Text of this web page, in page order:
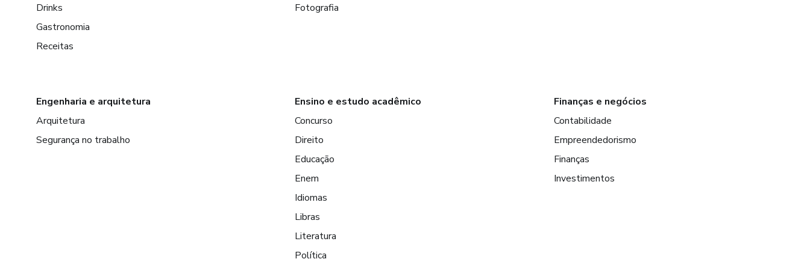
Drinks
Gastronomia
Receitas
Fotografia
Engenharia e arquitetura
Arquitetura
Segurança no trabalho
Ensino e estudo acadêmico
Concurso
Direito
Educação
Enem
Idiomas
Libras
Literatura
Política
Finanças e negócios
Contabilidade
Empreendedorismo
Finanças
Investimentos